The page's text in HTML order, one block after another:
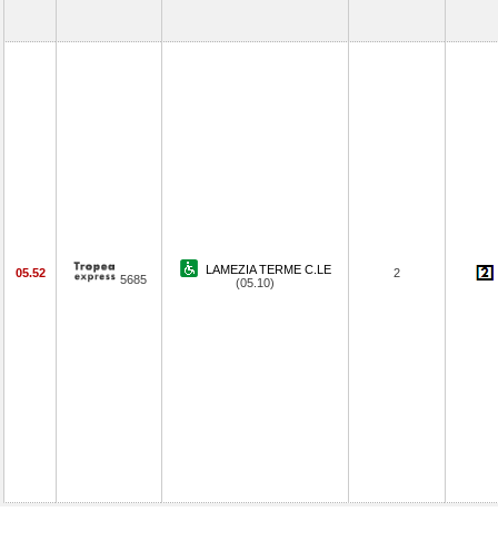
05.52 5685
LAMEZIA TERME C.LE
(05.10)
2